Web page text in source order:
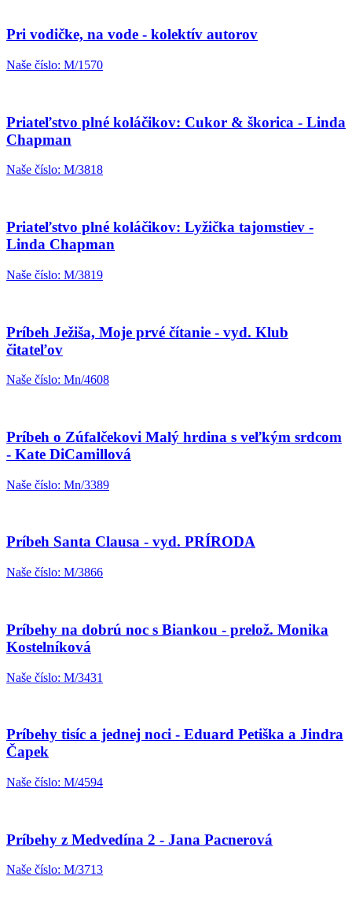
Pri vodičke, na vode - kolektív autorov
Naše číslo: M/1570
Priateľstvo plné koláčikov: Cukor & škorica - Linda
Chapman
Naše číslo: M/3818
Priateľstvo plné koláčikov: Lyžička tajomstiev -
Linda Chapman
Naše číslo: M/3819
Príbeh Ježiša, Moje prvé čítanie - vyd. Klub
čitateľov
Naše číslo: Mn/4608
Príbeh o Zúfalčekovi Malý hrdina s veľkým srdcom
- Kate DiCamillová
Naše číslo: Mn/3389
Príbeh Santa Clausa - vyd. PRÍRODA
Naše číslo: M/3866
Príbehy na dobrú noc s Biankou - prelož. Monika
Kostelníková
Naše číslo: M/3431
Príbehy tisíc a jednej noci - Eduard Petiška a Jindra
Čapek
Naše číslo: M/4594
Príbehy z Medvedína 2 - Jana Pacnerová
Naše číslo: M/3713